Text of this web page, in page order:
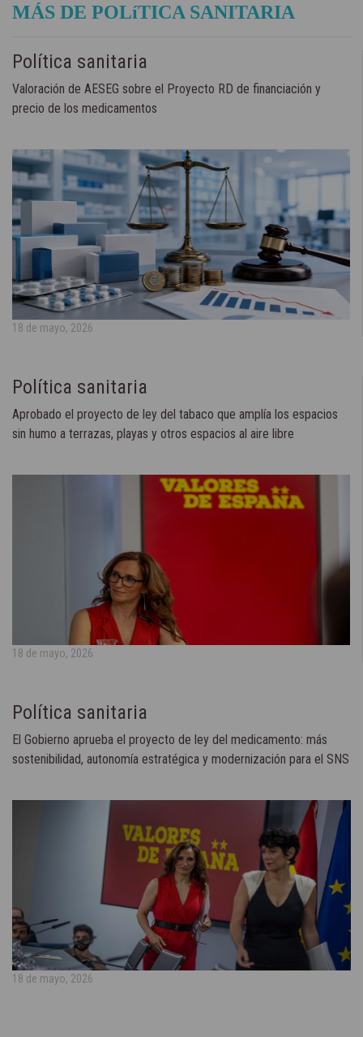
MÁS DE POLíTICA SANITARIA
Política sanitaria
Valoración de AESEG sobre el Proyecto RD de financiación y
precio de los medicamentos
18 de mayo, 2026
Política sanitaria
Aprobado el proyecto de ley del tabaco que amplía los espacios
sin humo a terrazas, playas y otros espacios al aire libre
18 de mayo, 2026
Política sanitaria
El Gobierno aprueba el proyecto de ley del medicamento: más
sostenibilidad, autonomía estratégica y modernización para el SNS
18 de mayo, 2026